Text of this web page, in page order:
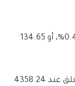
ارتفع مؤشر داو جونز الصناعي بنسبة 0.40%، أو 134.65
وارتفع مؤشر S&P 500 بنسبة 0.52% ليغلق عند 4358.24